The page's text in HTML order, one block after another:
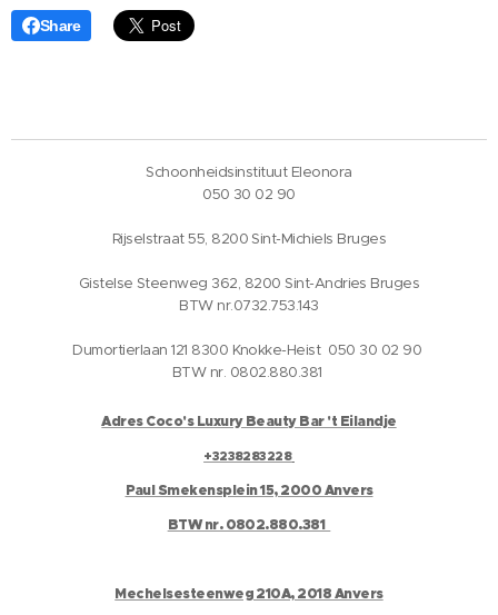
Share
Schoonheidsinstituut Eleonora
050 30 02 90
Rijselstraat 55, 8200 Sint-Michiels Bruges
Gistelse Steenweg 362, 8200 Sint-Andries Bruges
BTW nr.0732.753.143
Dumortierlaan 121 8300 Knokke-Heist 050 30 02 90
BTW nr. 0802.880.381
Adres Coco's Luxury Beauty Bar 't Eilandje
+3238283228
Paul Smekensplein 15, 2000 Anvers
BTW nr. 0802.880.381
Mechelsesteenweg 210A, 2018 Anvers